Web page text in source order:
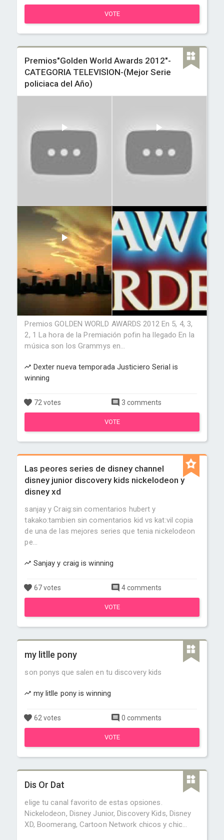
VOTE
Premios"Golden World Awards 2012"-
CATEGORIA TELEVISION-(Mejor Serie
policiaca del Año)
Premios GOLDEN WORLD AWARDS 2012 En 5, 4, 3,
2, 1 La hora de la Premiación pofin ha llegado En la
música son los Grammys en...
Dexter nueva temporada Justiciero Serial is
winning
72 votes 3 comments
VOTE
Las peores series de disney channel
disney junior discovery kids nickelodeon y
disney xd
sanjay y Craig:sin comentarios hubert y
takako:tambien sin comentarios kid vs kat:vil copia
de una de las mejores series que tenia nickelodeon
pe...
Sanjay y craig is winning
67 votes 4 comments
VOTE
my litlle pony
son ponys que salen en tu discovery kids
my litlle pony is winning
62 votes 0 comments
VOTE
Dis Or Dat
elige tu canal favorito de estas opsiones.
Nickelodeon, Disney Junior, Discovery Kids, Disney
XD, Boomerang, Cartoon Network chicos y chic...